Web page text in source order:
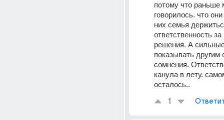
потому что раньше
говорилось. что
них семья
ответственность
решения. А
показывать другим
сомнения.
канула в лету.
осталось..
1